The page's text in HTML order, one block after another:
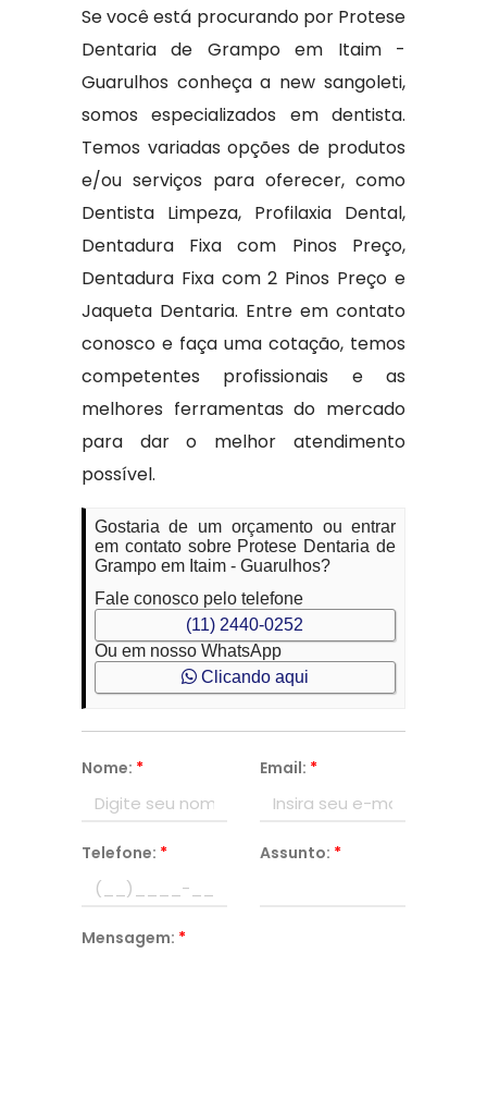
Se você está procurando por Protese
Dentaria de Grampo em Itaim -
Guarulhos conheça a new sangoleti,
somos especializados em dentista.
Temos variadas opções de produtos
e/ou serviços para oferecer, como
Dentista Limpeza, Profilaxia Dental,
Dentadura Fixa com Pinos Preço,
Dentadura Fixa com 2 Pinos Preço e
Jaqueta Dentaria. Entre em contato
conosco e faça uma cotação, temos
competentes profissionais e as
melhores ferramentas do mercado
para dar o melhor atendimento
possível.
Gostaria de um orçamento ou entrar
em contato sobre Protese Dentaria de
Grampo em Itaim - Guarulhos?
Fale conosco pelo telefone
(11) 2440-0252
Ou em nosso WhatsApp
Clicando aqui
Nome: * Email: *
Telefone: * Assunto: *
Mensagem: *